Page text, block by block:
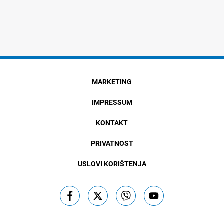
MARKETING
IMPRESSUM
KONTAKT
PRIVATNOST
USLOVI KORIŠTENJA